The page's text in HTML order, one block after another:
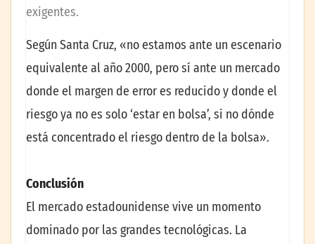
exigentes.
Según Santa Cruz, «no estamos ante un escenario
equivalente al año 2000, pero sí ante un mercado
donde el margen de error es reducido y donde el
riesgo ya no es solo ‘estar en bolsa’, si no dónde
está concentrado el riesgo dentro de la bolsa».
Conclusión
El mercado estadounidense vive un momento
dominado por las grandes tecnológicas. La